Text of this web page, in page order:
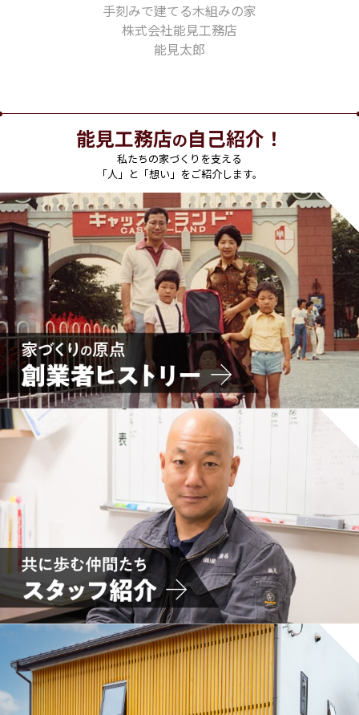
手刻みで建てる木組みの家
株式会社能見工務店
能見太郎
能見工務店の自己紹介！
私たちの家づくりを支える
「人」と「想い」をご紹介します。